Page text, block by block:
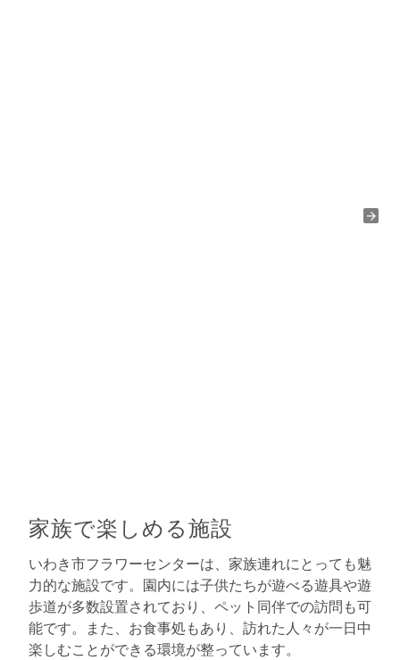
家族で楽しめる施設
いわき市フラワーセンターは、家族連れにとっても魅
力的な施設です。園内には子供たちが遊べる遊具や遊
歩道が多数設置されており、ペット同伴での訪問も可
能です。また、お食事処もあり、訪れた人々が一日中
楽しむことができる環境が整っています。